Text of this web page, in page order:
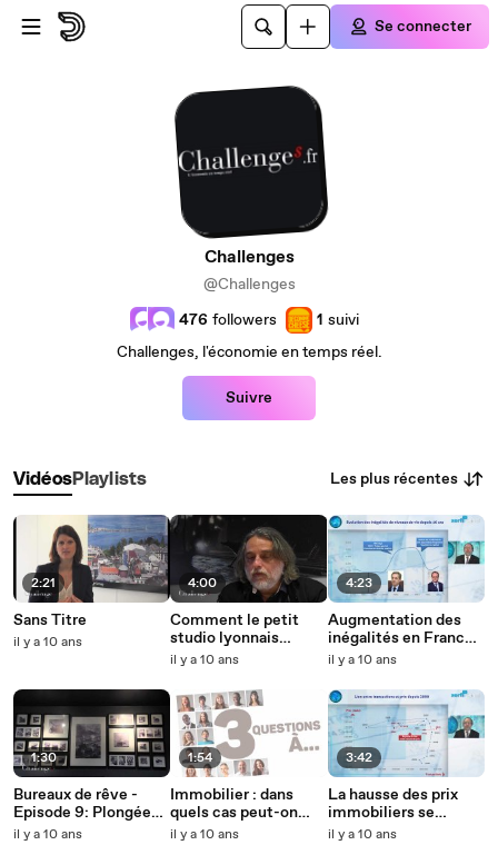
Passer au contenu principal
Se connecter
Challenges
@Challenges
476 followers 1 suivi
Challenges, l'économie en temps réel.
Suivre
VidéosPlaylists Les plus récentes
2:21
Sans Titre
il y a 10 ans
1:30
Bureaux de rêve -
Episode 9: Plongée
dans les champs de
il y a 10 ans
4:00
Comment le petit
studio lyonnais
Arkane a réussi à
blockbuster
Dishonored 2 pour
Bethesda
il y a 10 ans
1:54
Immobilier : dans
quels cas peut-on
donner congé à un
il y a 10 ans
4:23
Augmentation des
inégalités en France :
mythe ou réalité ?
il y a 10 ans
3:42
La hausse des prix
immobiliers se
confirme mais pas de
il y a 10 ans